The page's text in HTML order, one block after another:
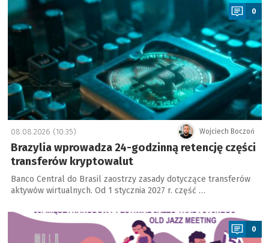
0
Wojciech Boczoń
08.08.2026 (10:35)
Brazylia wprowadza 24-godzinną retencję części
transferów kryptowalut
Banco Central do Brasil zaostrzy zasady dotyczące transferów
aktywów wirtualnych. Od 1 stycznia 2027 r. część …
a
0